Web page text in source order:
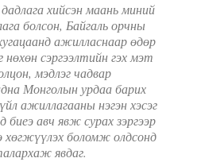
хийсэн маань миний
болсон, Байгаль орчны
ажилласнаар өдөр
сэргээлтийн гэх мэт
мэдлэг чадвар
Монголын урдаа барих
ажиллагааны нэгэн хэсэг
авч явж сурах зэргээр
хөгжүүлэх боломж олдсонд
явдаг.